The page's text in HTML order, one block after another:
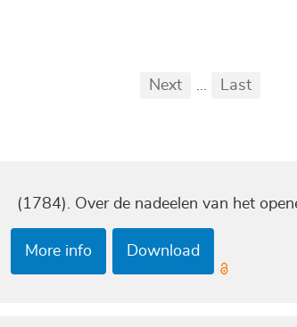
First
Previous
Next ... Last
(1784). Over de nadeelen van het
More info Download